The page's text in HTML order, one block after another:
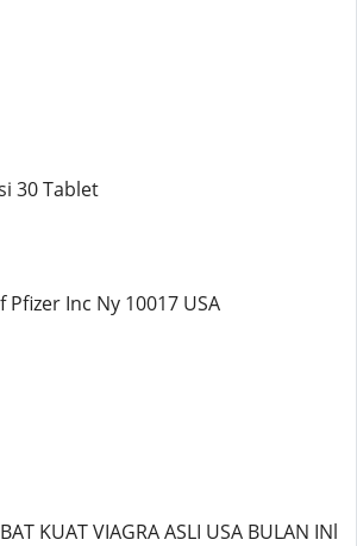
30 Tablet
Inc Ny 10017 USA
KUAT VIAGRA ASLI USA BULAN INl